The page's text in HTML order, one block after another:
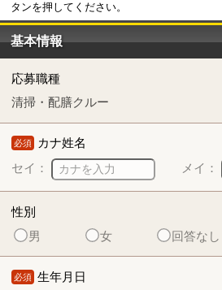
タンを押してください。
基本情報
応募職種
清掃・配膳クルー
必須 カナ姓名
セイ：
メイ：
性別
男
女 回答なし
必須 生年月日